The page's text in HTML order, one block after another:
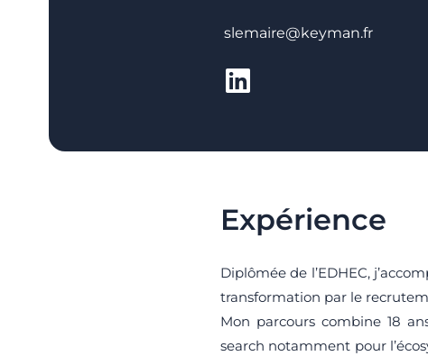
slemaire@keyman.fr
Expérience
Diplômée de l’EDHEC,
transformation par le
Mon parcours combine 18
search notamment pour